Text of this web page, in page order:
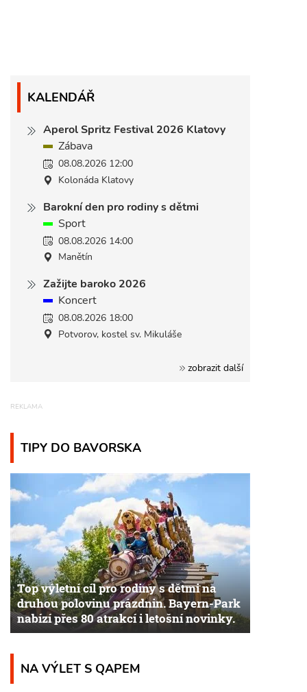
KALENDÁŘ
Aperol Spritz Festival 2026 Klatovy
Zábava
08.08.2026 12:00
Kolonáda Klatovy
Barokní den pro rodiny s dětmi
Sport
08.08.2026 14:00
Manětín
Zažijte baroko 2026
Koncert
08.08.2026 18:00
Potvorov, kostel sv. Mikuláše
zobrazit další
TIPY DO BAVORSKA
Top výletní cíl pro rodiny s dětmi na
druhou polovinu prázdnin. Bayern-Park
nabízí přes 80 atrakcí i letošní novinky.
NA VÝLET S QAPEM